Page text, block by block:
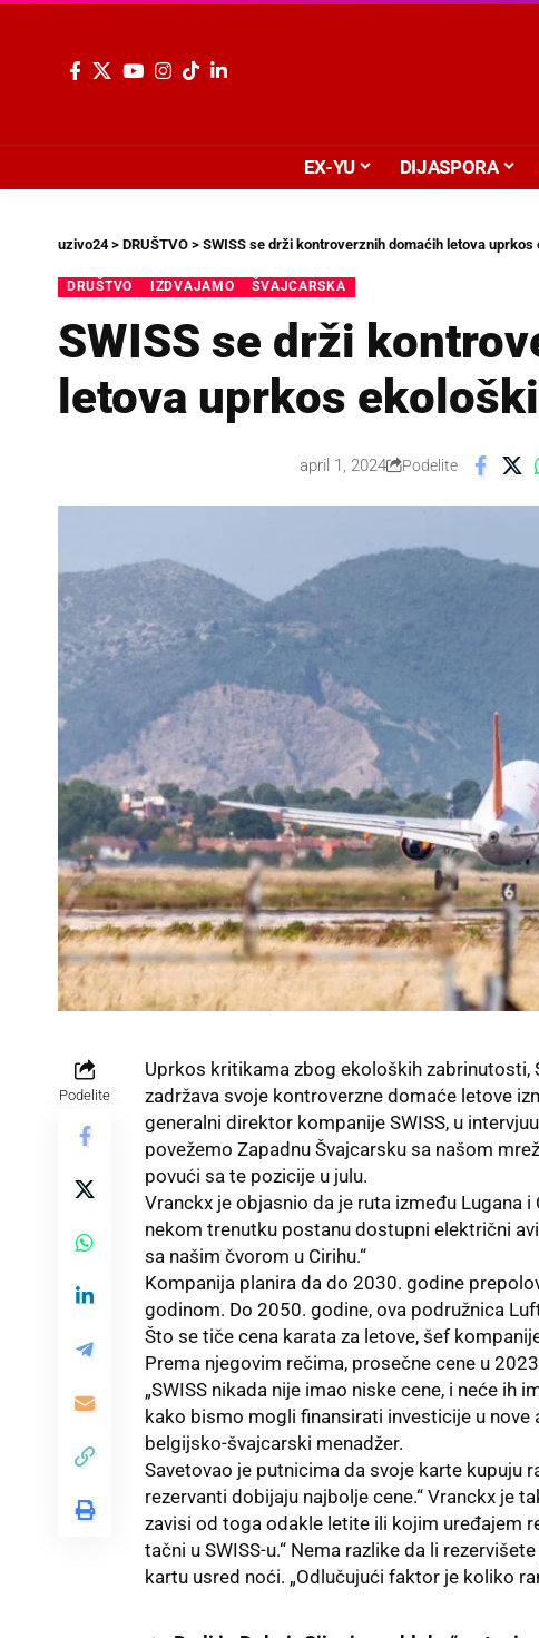
EX-YU DIJASPORA
uzivo24> DRUŠTVO > SWISS se drži kontroverznih domaćih letova uprkos
DRUŠTVO IZDVAJAMO ŠVAJCARSKA
SWISS se drži
letova uprkos
april 1, 2024 Podelite
Podelite
Uprkos kritikama zbog ekoloških zabrinutosti,
zadržava svoje kontroverzne domaće letove
generalni direktor kompanije SWISS, u
povežemo Zapadnu Švajcarsku sa našom
povući sa te pozicije u julu.
Vranckx je objasnio da je ruta između Lugana
nekom trenutku postanu dostupni električni
sa našim čvorom u Cirihu.“
Kompanija planira da do 2030. godine
godinom. Do 2050. godine, ova podružnica
Što se tiče cena karata za letove, šef
Prema njegovim rečima, prosečne cene u
„SWISS nikada nije imao niske cene, i neće
kako bismo mogli finansirati investicije u nove
belgijsko-švajcarski menadžer.
Savetovao je putnicima da svoje karte kupuju
rezervanti dobijaju najbolje cene.“ Vranckx je
zavisi od toga odakle letite ili kojim uređajem
tačni u SWISS-u.“ Nema razlike da li
kartu usred noći. „Odlučujući faktor je koliko